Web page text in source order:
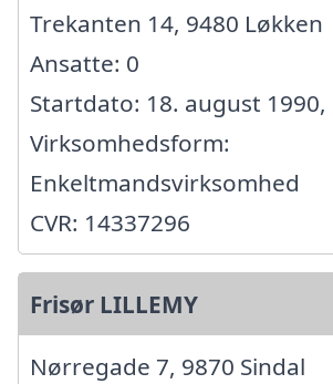
Trekanten 14, 9480 Løkken
Ansatte: 0
Startdato: 18. august 1990,
Virksomhedsform:
Enkeltmandsvirksomhed
CVR: 14337296
Frisør LILLEMY
Nørregade 7, 9870 Sindal